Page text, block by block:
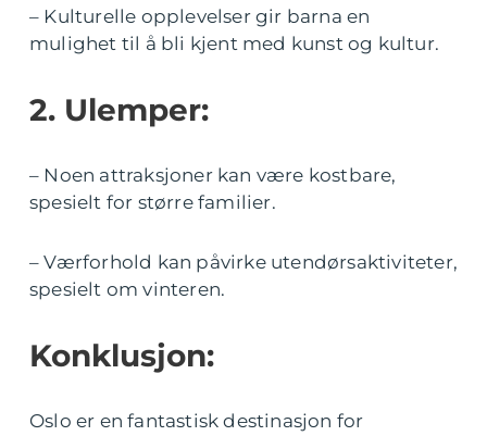
– Kulturelle opplevelser gir barna en
mulighet til å bli kjent med kunst og kultur.
2. Ulemper:
– Noen attraksjoner kan være kostbare,
spesielt for større familier.
– Værforhold kan påvirke utendørsaktiviteter,
spesielt om vinteren.
Konklusjon:
Oslo er en fantastisk destinasjon for